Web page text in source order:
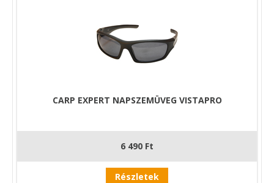
CARP EXPERT NAPSZEMÜVEG VISTAPRO
6 490 Ft
Részletek